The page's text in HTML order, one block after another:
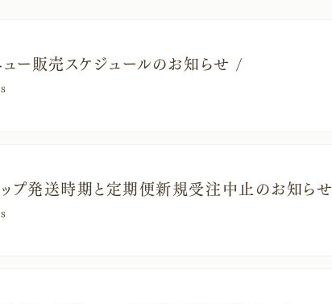
ー販売スケジュールのお知らせ /
ップ発送時期と定期便新規受注中止のお知らせ